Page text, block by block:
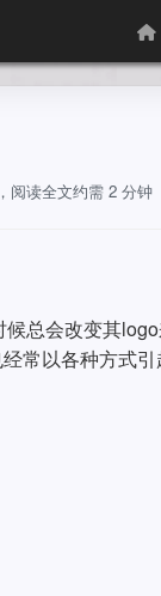
阅读全文约需 2 分钟
总会改变其
常以各种方式